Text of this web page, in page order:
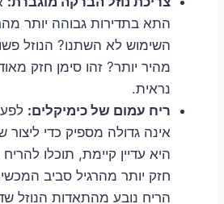
התא בתדירות גבוהה יותר
השימוש לא השתנו? הנוזל
מהיר יותר? זהו סימן חזק
נראית.
ריח עמום של כימיקלים:
אינה גדולה מספיק כדי ליצור
היא עדיין קיימת, תוכלו
חזק יותר מהרגיל סביב
הריח נובע מהתאדות הנוזל